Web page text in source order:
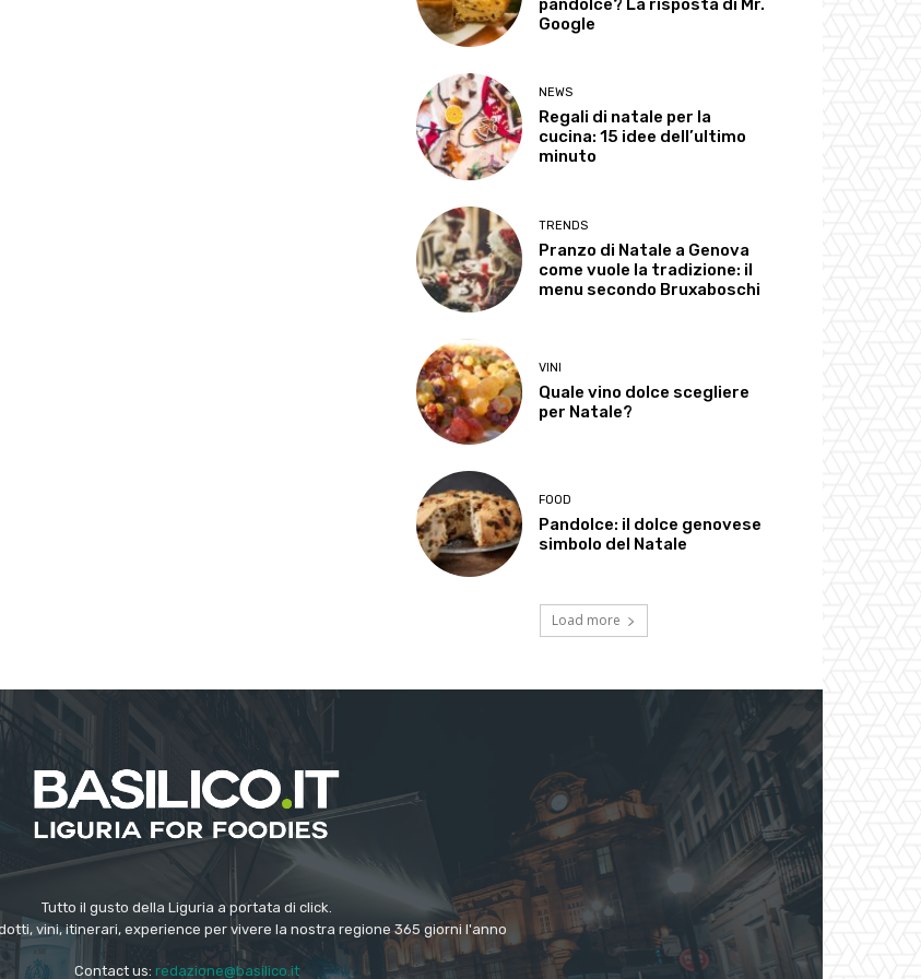
pandolce? La risposta di Mr.
Google
NEWS
Regali di natale per la
cucina: 15 idee dell’ultimo
minuto
TRENDS
Pranzo di Natale a Genova
come vuole la tradizione: il
menu secondo Bruxaboschi
VINI
Quale vino dolce scegliere
per Natale?
FOOD
Pandolce: il dolce genovese
simbolo del Natale
Load more
Tutto il gusto della Liguria a portata di click.
vini, itinerari, experience per vivere la nostra regione 365 giorni l'anno
Contact us: redazione@basilico.it